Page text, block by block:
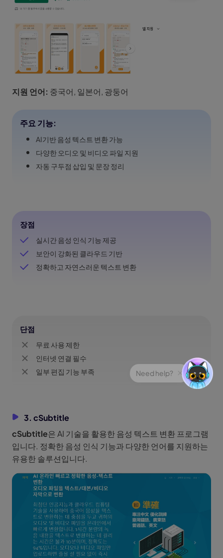
지원 언어: 중국어, 일본어, 광둥어
주요 기능:
AI기반 음성 텍스트 변환 가능
다양한 오디오 및 비디오 파일 지원
자동 구두점 삽입 및 문장 정리
장점
실시간 음성 인식 기능 제공
보안이 강화된 클라우드 기반
정확하고 자연스러운 텍스트 변환
단점
무료 사용 제한
인터넷 연결 필수
일부 편집 기능 부족
3. cSubtitle
cSubtitle은 AI 기술을 활용한 음성 텍스트 변환 프로그램
입니다. 정확한 음성 인식 기능과 다양한 언어를 지원하는
유용한 솔루션입니다.